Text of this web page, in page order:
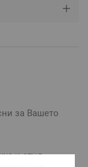
за Вашето
и стил